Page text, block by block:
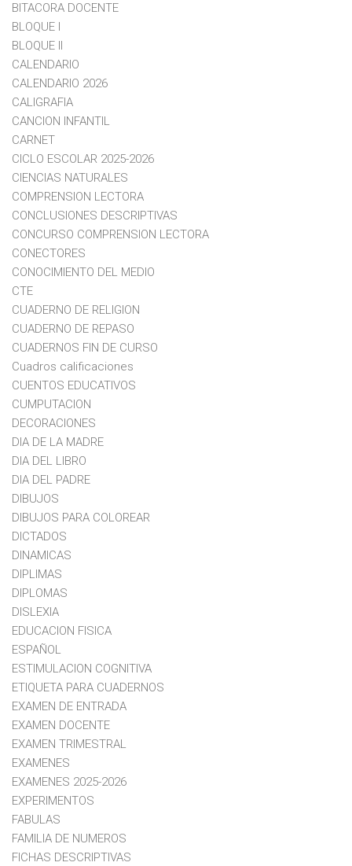
BITACORA DOCENTE
BLOQUE I
BLOQUE II
CALENDARIO
CALENDARIO 2026
CALIGRAFIA
CANCION INFANTIL
CARNET
CICLO ESCOLAR 2025-2026
CIENCIAS NATURALES
COMPRENSION LECTORA
CONCLUSIONES DESCRIPTIVAS
CONCURSO COMPRENSION LECTORA
CONECTORES
CONOCIMIENTO DEL MEDIO
CTE
CUADERNO DE RELIGION
CUADERNO DE REPASO
CUADERNOS FIN DE CURSO
Cuadros calificaciones
CUENTOS EDUCATIVOS
CUMPUTACION
DECORACIONES
DIA DE LA MADRE
DIA DEL LIBRO
DIA DEL PADRE
DIBUJOS
DIBUJOS PARA COLOREAR
DICTADOS
DINAMICAS
DIPLIMAS
DIPLOMAS
DISLEXIA
EDUCACION FISICA
ESPAÑOL
ESTIMULACION COGNITIVA
ETIQUETA PARA CUADERNOS
EXAMEN DE ENTRADA
EXAMEN DOCENTE
EXAMEN TRIMESTRAL
EXAMENES
EXAMENES 2025-2026
EXPERIMENTOS
FABULAS
FAMILIA DE NUMEROS
FICHAS DESCRIPTIVAS